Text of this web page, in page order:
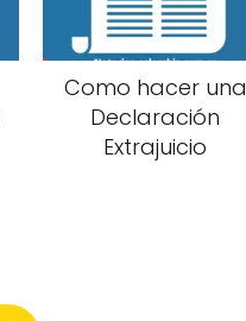
Como hacer una
Declaración
Extrajuicio